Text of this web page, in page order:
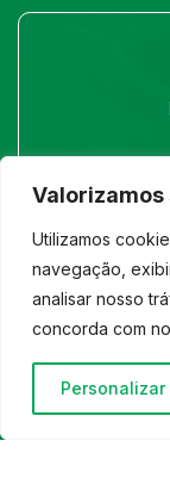
Utilizamos
navegação,
analisar nosso
concorda com
Personalizar